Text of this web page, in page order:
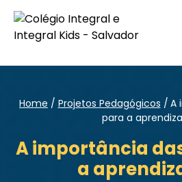
Home Projetos Pedagógicos
A
para a
A importância
a